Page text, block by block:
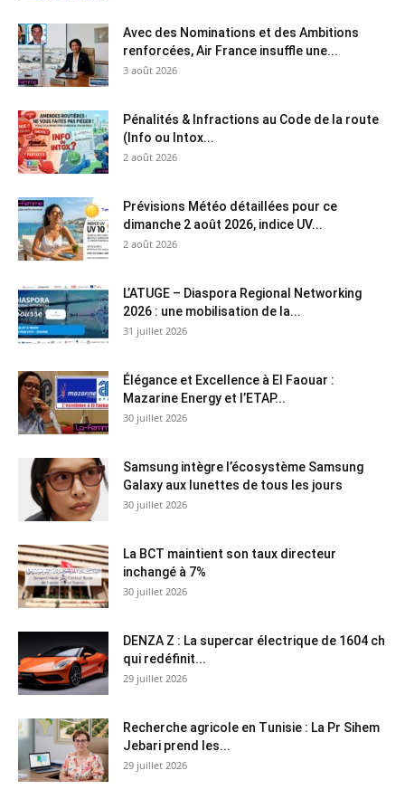
Avec des Nominations et des Ambitions
renforcées, Air France insuffle une...
3 août 2026
Pénalités & Infractions au Code de la route
(Info ou Intox...
2 août 2026
Prévisions Météo détaillées pour ce
dimanche 2 août 2026, indice UV...
2 août 2026
L’ATUGE – Diaspora Regional Networking
2026 : une mobilisation de la...
31 juillet 2026
Élégance et Excellence à El Faouar :
Mazarine Energy et l’ETAP...
30 juillet 2026
Samsung intègre l’écosystème Samsung
Galaxy aux lunettes de tous les jours
30 juillet 2026
La BCT maintient son taux directeur
inchangé à 7%
30 juillet 2026
DENZA Z : La supercar électrique de 1604 ch
qui redéfinit...
29 juillet 2026
Recherche agricole en Tunisie : La Pr Sihem
Jebari prend les...
29 juillet 2026